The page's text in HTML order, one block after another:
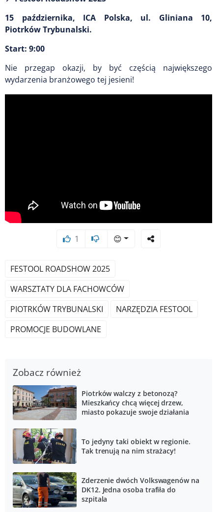
15 października, ICA Polska, ul. Gliniana 10,
Piotrków Trybunalski.
Start: 9:00
Nie przegap okazji, by być częścią największego
wydarzenia branżowego tej jesieni!
1 😊
FESTOOL ROADSHOW 2025
WARSZTATY DLA FACHOWCÓW
PIOTRKÓW TRYBUNALSKI
NARZĘDZIA FESTOOL
PROMOCJE BUDOWLANE
Zobacz również
Piotrków walczy z betonozą?
Mieszkańcy chcą więcej drzew,
miasto pokazuje swoje działania
To jedyny taki obiekt w regionie.
Tak trenują na nim strażacy!
Zderzenie dwóch Volkswagenów na
DK12. Jedna osoba trafiła do
szpitala